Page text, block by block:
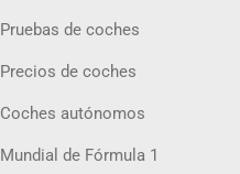
Pruebas de coches
Precios de coches
Coches autónomos
Mundial de Fórmula 1